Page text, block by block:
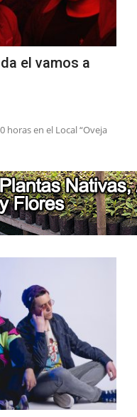
el vamos a
horas en el Local “Oveja